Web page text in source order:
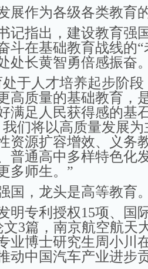
作为各级各类教育
指出，建设教育强
斗在基础教育战线的
处长黄智勇倍感振奋
人才培养起步阶段
高质量的基础教育，
满足人民获得感的基
们将以高质量发展
资源扩容增效、义务
普通高中多样特色化
多师生。”
，龙头是高等教育
专利授权15项、国
文3篇，南京航空航天
业博士研究生周小川
动中国汽车产业进步